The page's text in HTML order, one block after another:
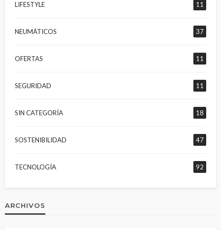
LIFESTYLE 11
NEUMÁTICOS 37
OFERTAS 11
SEGURIDAD 11
SIN CATEGORÍA 18
SOSTENIBILIDAD 47
TECNOLOGÍA 92
ARCHIVOS